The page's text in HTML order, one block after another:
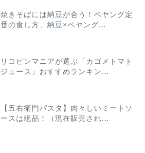
焼きそばには納豆が合う！ペヤング定
番の食し方、納豆×ペヤング...
リコピンマニアが選ぶ「カゴメトマト
ジュース」おすすめランキン...
【五右衛門パスタ】肉々しいミートソ
ースは絶品！（現在販売され...